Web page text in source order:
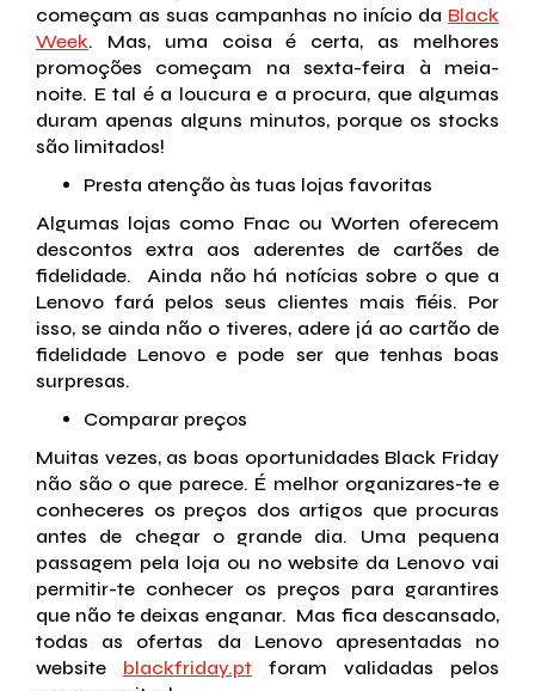
começam as suas campanhas no início da Black
Week. Mas, uma coisa é certa, as melhores
promoções começam na sexta-feira à meia-
noite. E tal é a loucura e a procura, que algumas
duram apenas alguns minutos, porque os stocks
são limitados!
Presta atenção às tuas lojas favoritas
Algumas lojas como Fnac ou Worten oferecem
descontos extra aos aderentes de cartões de
fidelidade. Ainda não há notícias sobre o que a
Lenovo fará pelos seus clientes mais fiéis. Por
isso, se ainda não o tiveres, adere já ao cartão de
fidelidade Lenovo e pode ser que tenhas boas
surpresas.
Comparar preços
Muitas vezes, as boas oportunidades Black Friday
não são o que parece. É melhor organizares-te e
conheceres os preços dos artigos que procuras
antes de chegar o grande dia. Uma pequena
passagem pela loja ou no website da Lenovo vai
permitir-te conhecer os preços para garantires
que não te deixas enganar. Mas fica descansado,
todas as ofertas da Lenovo apresentadas no
website blackfriday.pt foram validadas pelos